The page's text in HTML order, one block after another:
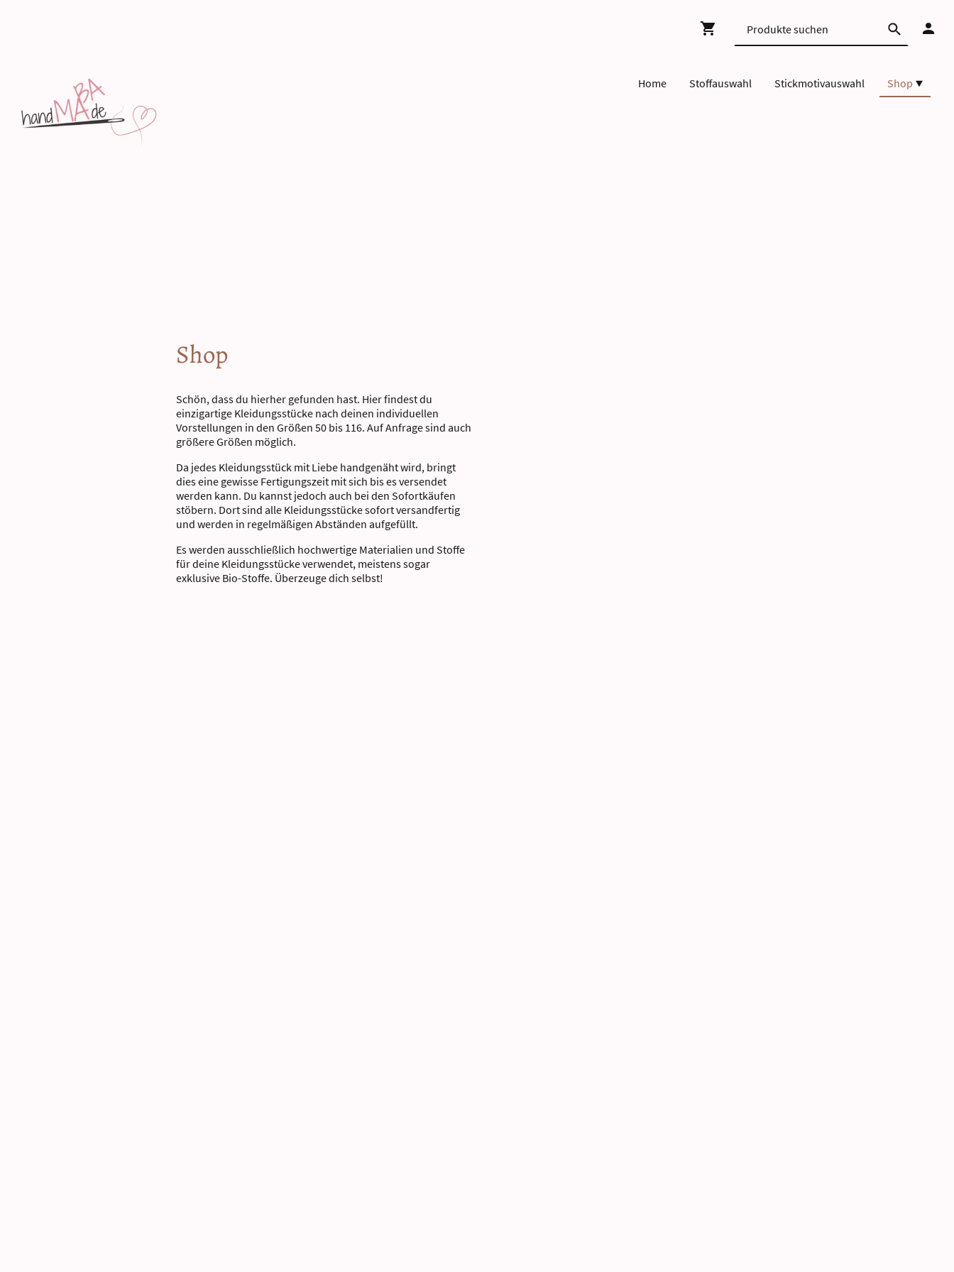
Home Stoffauswahl Stickmotivauswahl Shop
Shop
Schön, dass du hierher gefunden hast. Hier findest du
einzigartige Kleidungsstücke nach deinen individuellen
Vorstellungen in den Größen 50 bis 116. Auf Anfrage sind auch
größere Größen möglich.
Da jedes Kleidungsstück mit Liebe handgenäht wird, bringt
dies eine gewisse Fertigungszeit mit sich bis es versendet
werden kann. Du kannst jedoch auch bei den Sofortkäufen
stöbern. Dort sind alle Kleidungsstücke sofort versandfertig
und werden in regelmäßigen Abständen aufgefüllt.
Es werden ausschließlich hochwertige Materialien und Stoffe
für deine Kleidungsstücke verwendet, meistens sogar
exklusive Bio-Stoffe. Überzeuge dich selbst!